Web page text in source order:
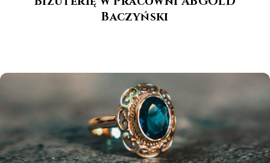
Baczyński